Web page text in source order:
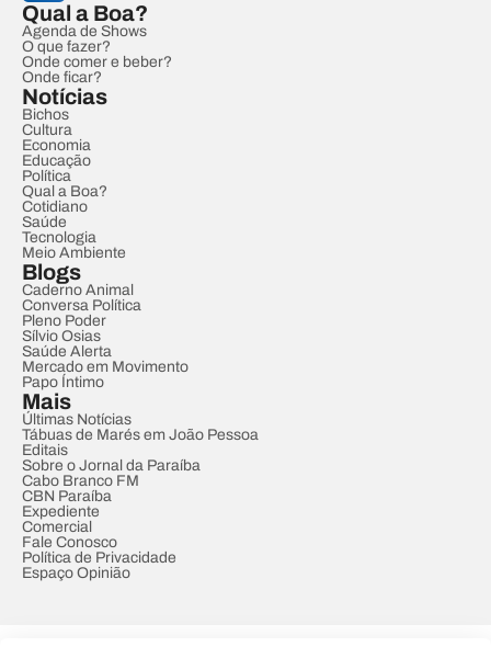
Qual a Boa?
Agenda de Shows
O que fazer?
Onde comer e beber?
Onde ficar?
Notícias
Bichos
Cultura
Economia
Educação
Política
Qual a Boa?
Cotidiano
Saúde
Tecnologia
Meio Ambiente
Blogs
Caderno Animal
Conversa Política
Pleno Poder
Sílvio Osias
Saúde Alerta
Mercado em Movimento
Papo Íntimo
Mais
Últimas Notícias
Tábuas de Marés em João Pessoa
Editais
Sobre o Jornal da Paraíba
Cabo Branco FM
CBN Paraíba
Expediente
Comercial
Fale Conosco
Política de Privacidade
Espaço Opinião